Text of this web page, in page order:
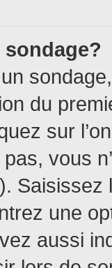
du
sur
vous
une
aussi